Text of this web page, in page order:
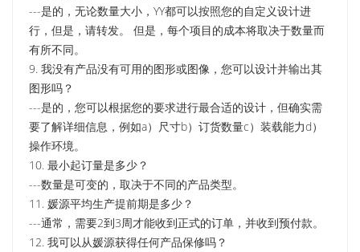
---是的，无论数量大小，YY都可以按照您的自定义设计进
行，但是，请转发。 但是，每个项目的成本将取决于数量而
有所不同。
9. 我没有产品没有可用的图形或图像，您可以设计并输出其
图形吗？
---是的，您可以根据您的要求进行最合适的设计，但确实需
要了解详细信息，例如a）尺寸b）订货数量c）装载能力d）
操作环境。
10. 最小起订量是多少？
---数量是可变的，取决于不同的产品类型。
11. 媛源平均生产提前期是多少？
---通常，需要2到3周才能收到正式的订单，并收到预付款。
12. 我可以从媛源获得任何产品保修吗？